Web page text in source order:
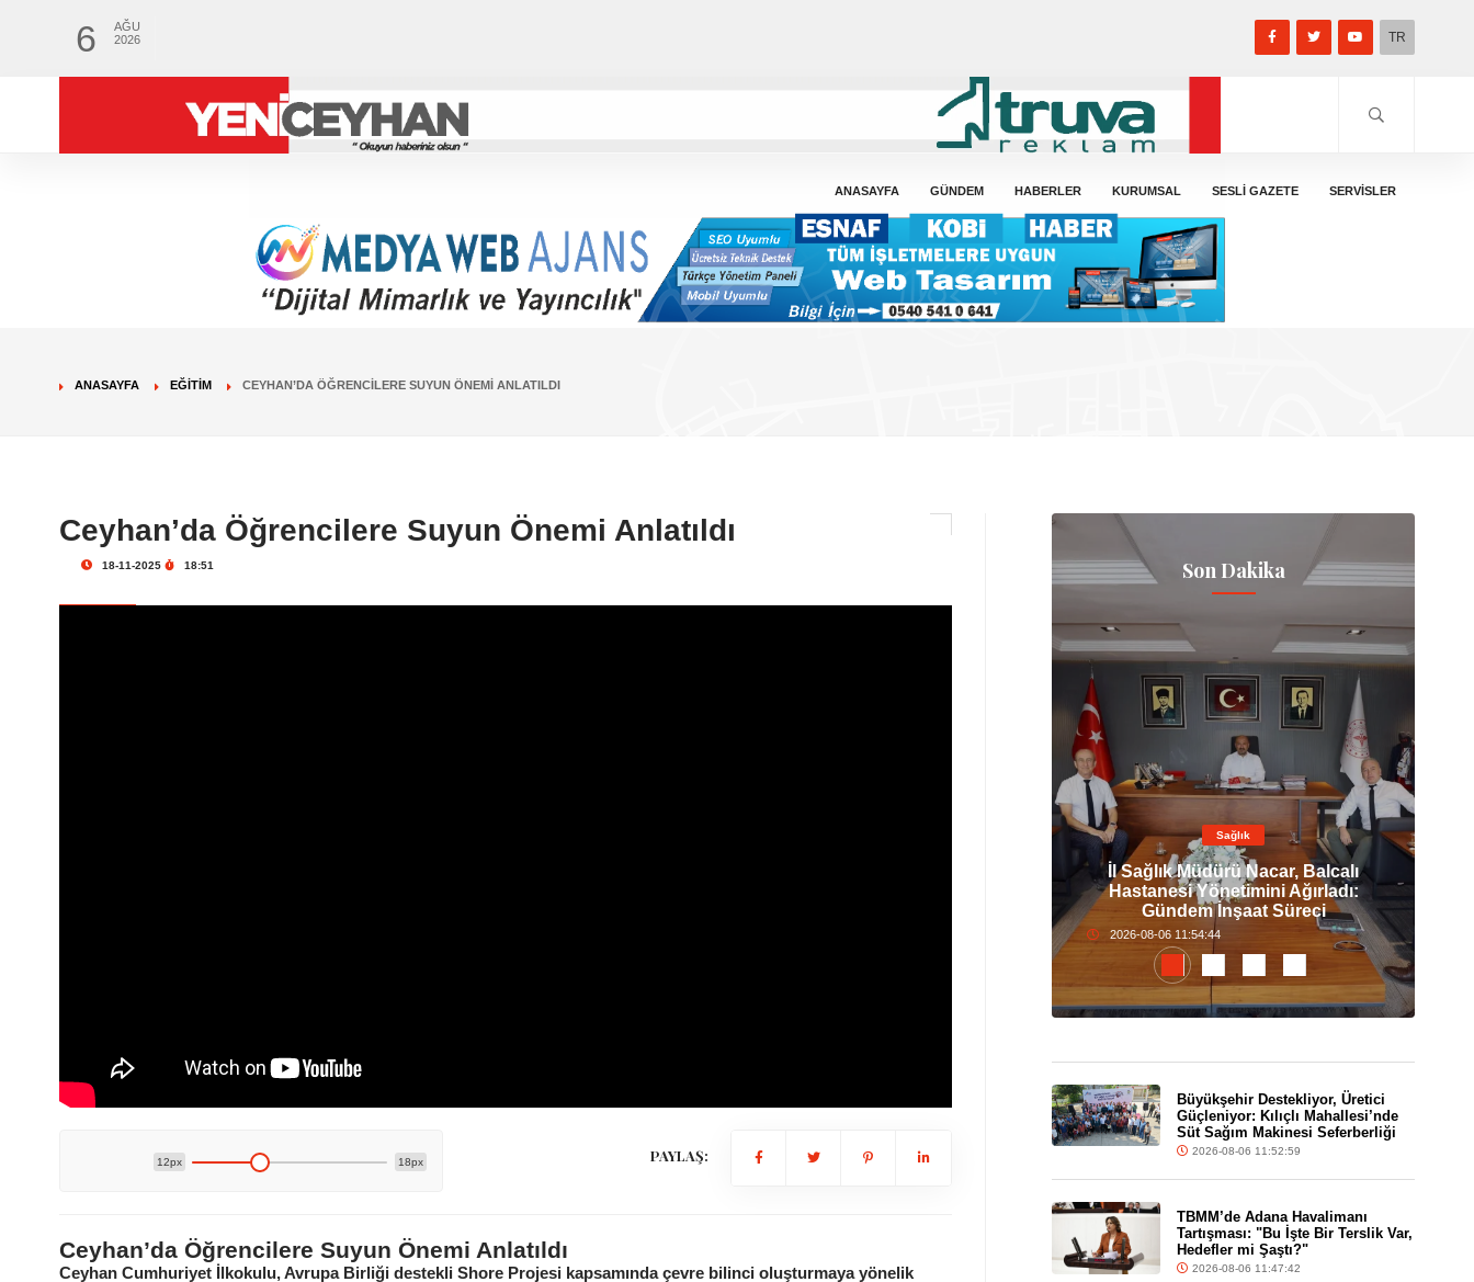
6
AĞU
2026
TR
ANASAYFA GÜNDEM HABERLER KURUMSAL SESLİ GAZETE SERVİSLER
ANASAYFA EĞITIM CEYHAN’DA ÖĞRENCILERE SUYUN ÖNEMI ANLATILDI
Ceyhan’da Öğrencilere Suyun Önemi Anlatıldı
18-11-2025 18:51
12px 18px PAYLAŞ:
Ceyhan’da Öğrencilere Suyun Önemi Anlatıldı
Ceyhan Cumhuriyet İlkokulu, Avrupa Birliği destekli Shore Projesi kapsamında çevre bilinci oluşturmaya yönelik
Son Dakika
Sağlık
İl Sağlık Müdürü Nacar, Balcalı
Hastanesi Yönetimini Ağırladı:
Gündem İnşaat Süreci
2026-08-06 11:54:44
Büyükşehir Destekliyor, Üretici
Güçleniyor: Kılıçlı Mahallesi’nde
Süt Sağım Makinesi Seferberliği
2026-08-06 11:52:59
TBMM’de Adana Havalimanı
Tartışması: "Bu İşte Bir Terslik Var,
Hedefler mi Şaştı?"
2026-08-06 11:47:42